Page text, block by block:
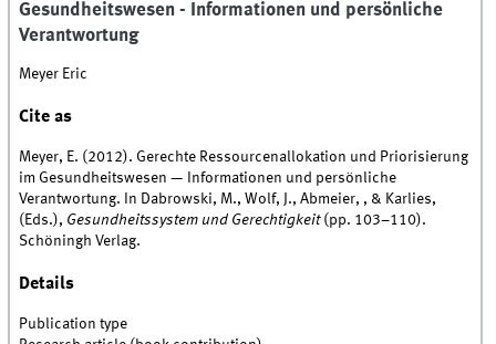
Gesundheitswesen - Informationen und persönliche
Verantwortung
Meyer Eric
Cite as
Meyer, E. (2012). Gerechte Ressourcenallokation und Priorisierung
im Gesundheitswesen — Informationen und persönliche
Verantwortung. In Dabrowski, M., Wolf, J., Abmeier, , & Karlies,
(Eds.), Gesundheitssystem und Gerechtigkeit(pp. 103–110).
Schöningh Verlag.
Details
Publication type